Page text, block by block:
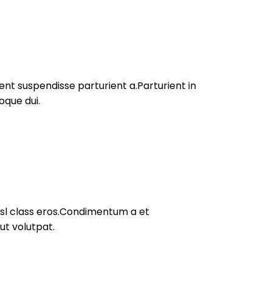
suspendisse parturient a.Parturient in
dui.
class eros.Condimentum a et
volutpat.